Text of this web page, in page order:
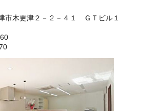
市木更津２－２－４１ ＧＴビル１